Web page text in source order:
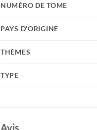
NUMÉRO DE TOME
PAYS D'ORIGINE
THÈMES
TYPE
Avis